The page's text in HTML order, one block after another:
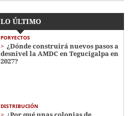
LO ÚLTIMO
PORYECTOS
¿Dónde construirá nuevos pasos a
desnivel la AMDC en Tegucigalpa en
2027?
DISTRIBUCIÓN